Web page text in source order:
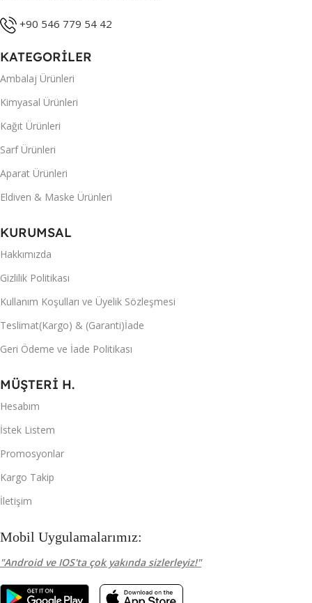
+90 546 779 54 42
KATEGORİLER
Ambalaj Ürünleri
Kimyasal Ürünleri
Kağıt Ürünleri
Sarf Ürünleri
Aparat Ürünleri
Eldiven & Maske Ürünleri
KURUMSAL
Hakkımızda
Gizlilik Politikası
Kullanım Koşulları ve Üyelik Sözleşmesi
Teslimat(Kargo) & (Garanti)İade
Geri Ödeme ve İade Politikası
MÜŞTERİ H.
Hesabım
İstek Listem
Promosyonlar
Kargo Takip
İletişim
Mobil Uygulamalarımız:
"Android ve IOS'ta çok yakında sizlerleyiz!"